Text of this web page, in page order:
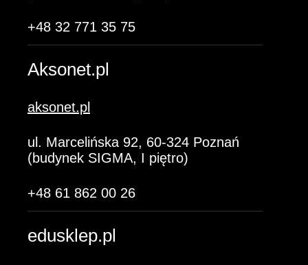
+48 32 771 35 75
Aksonet.pl
aksonet.pl
ul. Marcelińska 92, 60-324 Poznań
(budynek SIGMA, I piętro)
+48 61 862 00 26
edusklep.pl